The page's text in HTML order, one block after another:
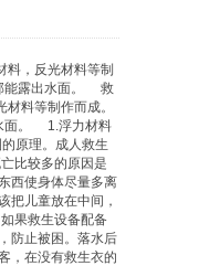
料，反光材料等制
能露出水面。 救
料等制作而成。
面。 1.浮力材料
原理。成人 救生
比较多的原因是
西使身体尽量多离
把儿童放在中间，
果救生设备配备
防止被困。落水后
，在没有救生衣的